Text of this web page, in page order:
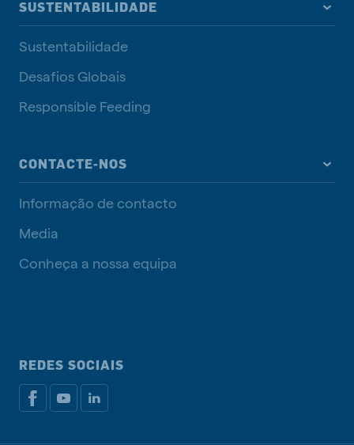
SUSTENTABILIDADE
Sustentabilidade
Desafios Globais
Responsible Feeding
CONTACTE-NOS
Informação de contacto
Media
Conheça a nossa equipa
REDES SOCIAIS